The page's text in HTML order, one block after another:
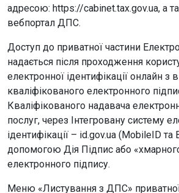
адресою: https://cabinet.tax.gov.ua, а
вебпортал ДПС.
Доступ до приватної частини
надається після проходження
електронної ідентифікації онлайн з
кваліфікованого електронного
Кваліфікованого надавача
послуг, через Інтегровану систему
ідентифікації – id.gov.ua (MobileID та
допомогою Дія Підпис або
електронного підпису.
Меню «Листування з ДПС»